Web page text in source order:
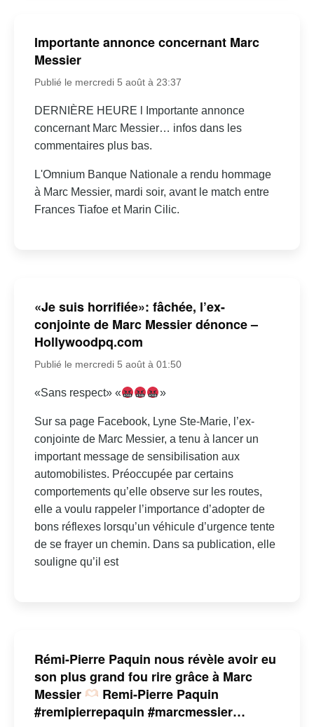
Importante annonce concernant Marc
Messier
Publié le mercredi 5 août à 23:37
DERNIÈRE HEURE l Importante annonce
concernant Marc Messier… infos dans les
commentaires plus bas.
L'Omnium Banque Nationale a rendu hommage
à Marc Messier, mardi soir, avant le match entre
Frances Tiafoe et Marin Cilic.
«Je suis horrifiée»: fâchée, l’ex-
conjointe de Marc Messier dénonce –
Hollywoodpq.com
Publié le mercredi 5 août à 01:50
«Sans respect» « »
Sur sa page Facebook, Lyne Ste-Marie, l’ex-
conjointe de Marc Messier, a tenu à lancer un
important message de sensibilisation aux
automobilistes. Préoccupée par certains
comportements qu’elle observe sur les routes,
elle a voulu rappeler l’importance d’adopter de
bons réflexes lorsqu’un véhicule d’urgence tente
de se frayer un chemin. Dans sa publication, elle
souligne qu’il est
Rémi-Pierre Paquin nous révèle avoir eu
son plus grand fou rire grâce à Marc
Messier
Remi-Pierre Paquin
#remipierrepaquin #marcmessier…